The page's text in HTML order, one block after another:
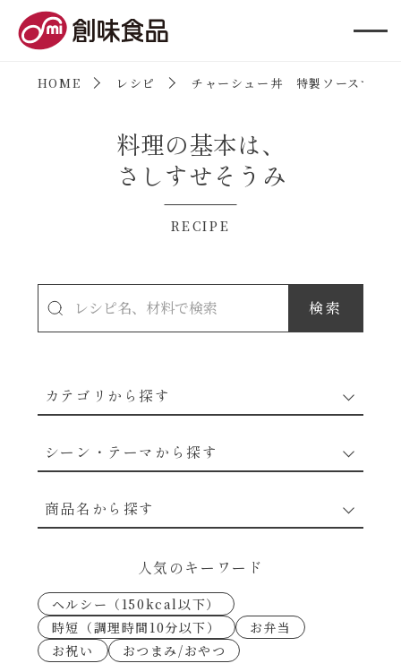
HOME レシピ チャーシュー丼 特製ソースで（
料理の基本は、
さしすせそうみ
RECIPE
カテゴリから探す
穀物類のレシピ
シーン・テーマから探す
なんでも南蛮
考えるな、二代目で炒めろ！～○○の炒め物
商品名から探す
あえるハコネーゼトマトバジル
あえるハコネーゼ高菜
人気のキーワード
ヘルシー（150kcal以下）
時短（調理時間10分以下）
お弁当
お祝い
おつまみ/おやつ